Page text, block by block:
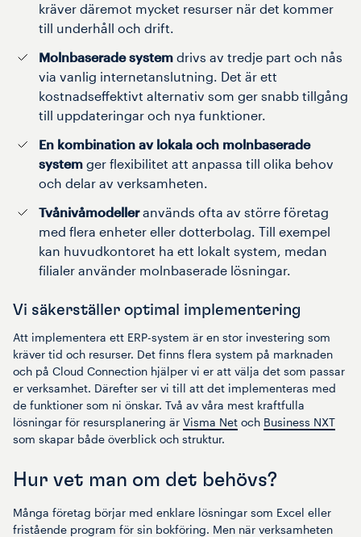
kräver däremot mycket resurser när det kommer
till underhåll och drift.
Molnbaserade system drivs av tredje part och nås
via vanlig internetanslutning. Det är ett
kostnadseffektivt alternativ som ger snabb tillgång
till uppdateringar och nya funktioner.
En kombination av lokala och molnbaserade
system ger flexibilitet att anpassa till olika behov
och delar av verksamheten.
Tvånivåmodelleranvänds ofta av större företag
med flera enheter eller dotterbolag. Till exempel
kan huvudkontoret ha ett lokalt system, medan
filialer använder molnbaserade lösningar.
Vi säkerställer optimal implementering
Att implementera ett ERP-system är en stor investering som
kräver tid och resurser. Det finns flera system på marknaden
och på Cloud Connection hjälper vi er att välja det som passar
er verksamhet. Därefter ser vi till att det implementeras med
de funktioner som ni önskar. Två av våra mest kraftfulla
lösningar för resursplanering är Visma Net och Business NXT
som skapar både överblick och struktur.
Hur vet man om det behövs?
Många företag börjar med enklare lösningar som Excel eller
fristående program för sin bokföring. Men när verksamheten